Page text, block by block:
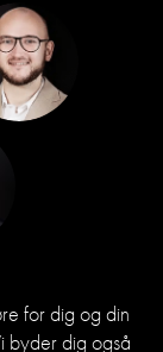
for dig og din
byder dig også